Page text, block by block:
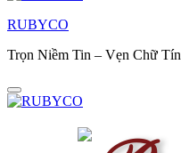
RUBYCO
Trọn Niềm Tin – Vẹn Chữ Tín